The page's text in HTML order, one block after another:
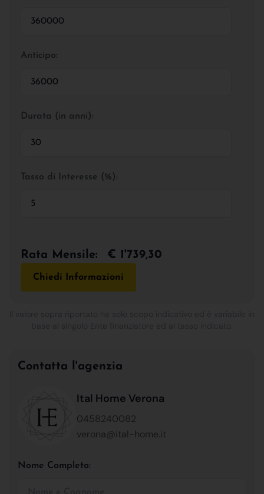
Anticipo:
Durata (in anni):
Tasso di Interesse (%):
Rata Mensile: € 1'739,30
Chiedi Informazioni
Contatta l'agenzia
Ital Home Verona
0458240082
verona@ital-home.it
Nome Completo: